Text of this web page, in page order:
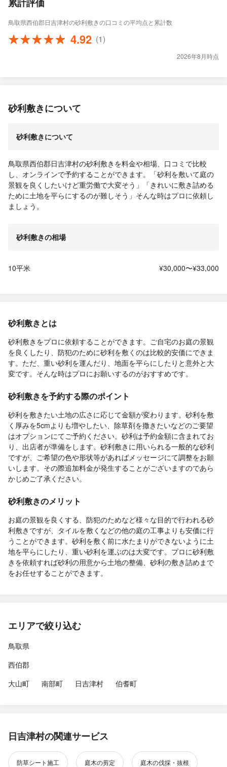
鳥取県西伯郡日吉津村の砂利敷きの口コミの平均点と累計数
4.92 (1)
2026年8月時点
砂利敷きについて
砂利敷きについて
鳥取県西伯郡日吉津村の砂利敷きを料金や相場、口コミで比較
し、オンラインで予約することができます。「砂利を敷いて庭の
景観を良くしたいけど重労働で大変そう」「きれいに敷き詰める
ために土地を平らにするのが難しそう」そんな時はプロに依頼し
ましょう。
砂利敷きの相場
10平米 ¥30,000〜¥33,000
砂利敷きとは
砂利敷きをプロに依頼することができます。ご自宅のお庭の景観
を良くしたり、防犯のために砂利を敷くのは比較的安価にできま
す。ただ、重い砂利を運んだり、地面を平らにしたりと意外と大
変です。そんな時はプロにお願いするのがおすすめです。
砂利敷きを予約する際のポイント
砂利を敷きたい土地の広さに応じて金額が変わります。砂利を敷
く厚みを5cmよりも増やしたい、除草剤を撒きたいなどのご要望
はオプションにてご予約ください。砂利は予約金額に含まれてお
り、出店者が準備をします。砂利敷きに用いられる一般的な砂利
ですが、ご希望の色や形状等があればメッセージにて調整をお願
いします。その際追加料金が発生することがございますのであら
かじめご了承ください。
砂利敷きのメリット
お庭の景観を良くする、防犯のためなど様々な目的で行われる砂
利敷きですが、タイルを敷くなどの他の庭の工事よりも安価に行
うことができます。砂利を敷く前に水たまりができないように土
地を平らにしたり、重い砂利を運ぶのは大変です。プロに砂利敷
きを依頼すれば砂利の用意から土地の整備、砂利の敷き詰めまで
をお任せすることができます。
エリアで絞り込む
鳥取県
西伯郡
大山町
南部町 日吉津村 伯耆町
日吉津村の関連サービス
防草シート施工 庭木の剪定 庭木の伐採・抜根